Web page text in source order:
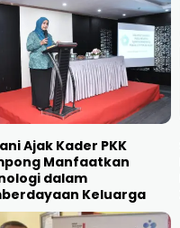
Ajak Kader PKK
Manfaatkan
dalam
Keluarga